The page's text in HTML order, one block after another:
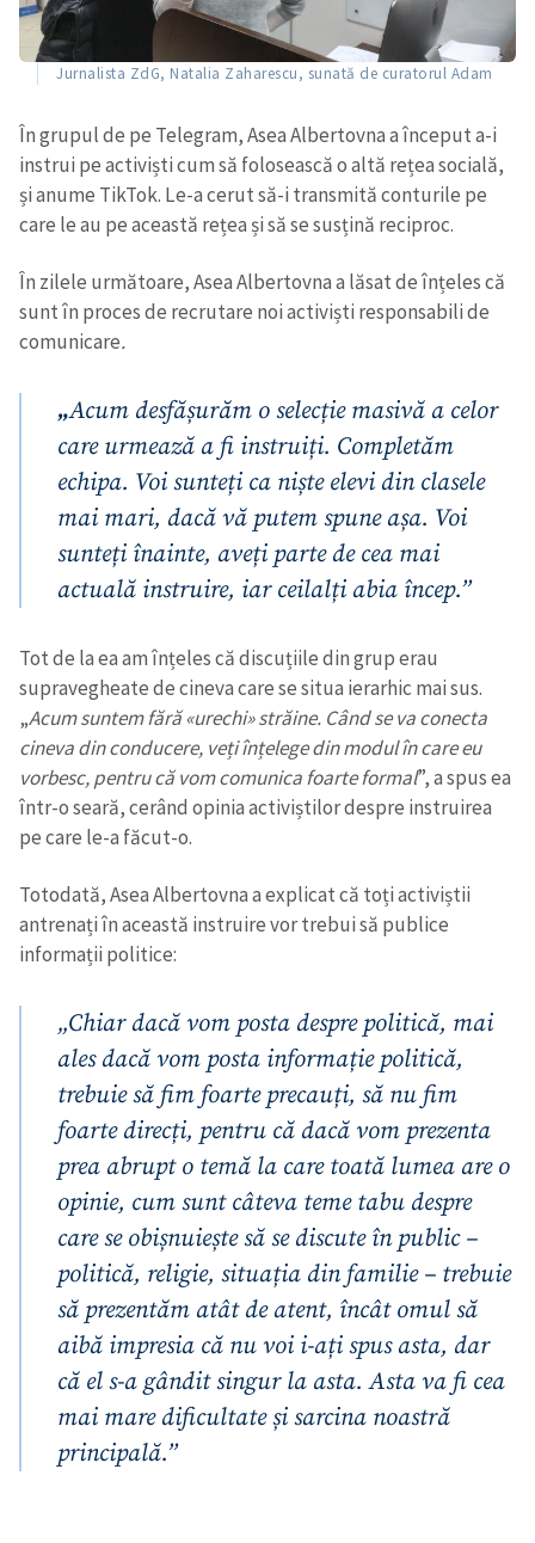
Jurnalista ZdG, Natalia Zaharescu, sunată de curatorul Adam
În grupul de pe Telegram, Asea Albertovna a început a-i
instrui pe activiști cum să folosească o altă rețea socială,
și anume TikTok. Le-a cerut să-i transmită conturile pe
care le au pe această rețea și să se susțină reciproc.
În zilele următoare, Asea Albertovna a lăsat de înțeles că
sunt în proces de recrutare noi activiști responsabili de
comunicare.
„Acum desfășurăm o selecție masivă a celor
care urmează a fi instruiți. Completăm
echipa. Voi sunteți ca niște elevi din clasele
mai mari, dacă vă putem spune așa. Voi
sunteți înainte, aveți parte de cea mai
actuală instruire, iar ceilalți abia încep.”
Tot de la ea am înțeles că discuțiile din grup erau
supravegheate de cineva care se situa ierarhic mai sus.
„Acum suntem fără«urechi»străine. Când se va conecta
cineva din conducere, veți înțelege din modul în care eu
vorbesc, pentru că vom comunica foarte formal”, a spus ea
într-o seară, cerând opinia activiștilor despre instruirea
pe care le-a făcut-o.
Totodată, Asea Albertovna a explicat că toți activiștii
antrenați în această instruire vor trebui să publice
informații politice:
„Chiar dacă vom posta despre politică, mai
ales dacă vom posta informație politică,
trebuie să fim foarte precauți, să nu fim
foarte direcți, pentru că dacă vom prezenta
prea abrupt o temă la care toată lumea are o
opinie, cum sunt câteva teme tabu despre
care se obișnuiește să se discute în public –
politică, religie, situația din familie – trebuie
să prezentăm atât de atent, încât omul să
aibă impresia că nu voi i-ați spus asta, dar
că el s-a gândit singur la asta. Asta va fi cea
mai mare dificultate și sarcina noastră
principală.”